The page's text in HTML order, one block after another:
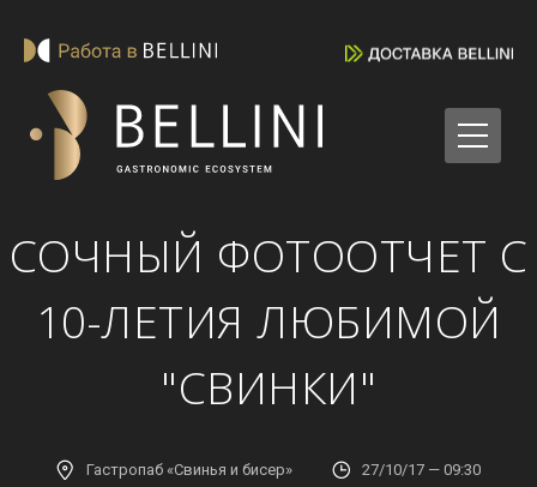
СОЧНЫЙ ФОТООТЧЕТ С
10-ЛЕТИЯ ЛЮБИМОЙ
"СВИНКИ"
Гастропаб «Свинья и бисер» 27/10/17 — 09:30